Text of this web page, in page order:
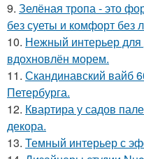
9. Зелёная тропа - это
без суеты и комфорт без
10. Нежный интерьер для
вдохновлён морем.
11. Скандинавский вайб
Петербурга.
12. Квартира у садов
декора.
13. Темный интерьер с